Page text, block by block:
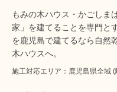
もみの木ハウス・かごしま
家」を建てることを専門と
を鹿児島で建てるなら自然
木ハウスへ。
施工対応エリア：鹿児島県全域